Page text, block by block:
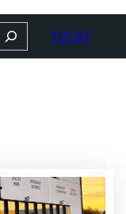
Search TVCAT